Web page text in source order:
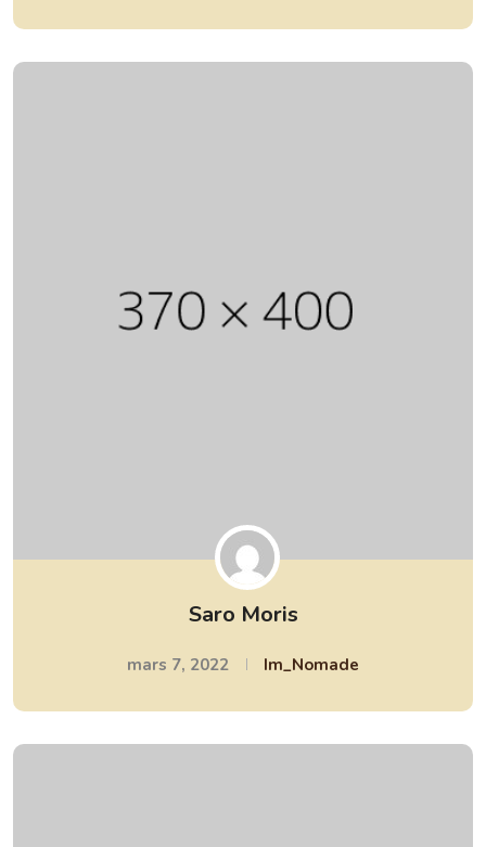
Saro Moris
mars 7, 2022 Im_Nomade